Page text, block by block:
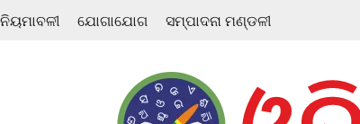
ନିୟମାବଳୀ ଯୋଗାଯୋଗ ସମ୍ପାଦନା ମଣ୍ଡଳୀ